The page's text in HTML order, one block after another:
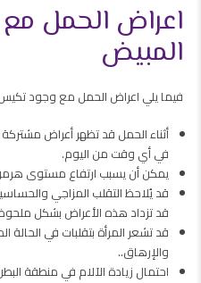
اعراض الحمل
المبيض
فيما يلي اعراض الحمل مع وجود
أثناء الحمل قد تظهر أعراض
في أي وقت من اليوم.
يمكن أن يسبب ارتفاع مستوى
قد يُلاحظ التقلب المزاجي
قد تزداد هذه الأعراض بشكل
قد تشعر المرأة بتقلبات في الحالة
والإرهاق..
احتمال زيادة الآلام في منطقة